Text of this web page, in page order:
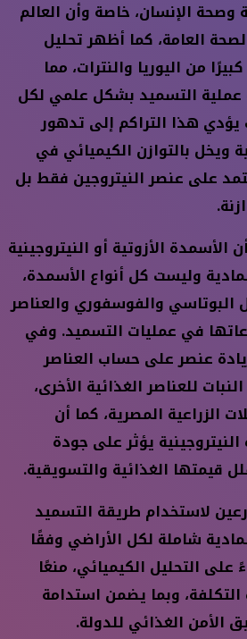
وصحة الإنسان، خاصة وأن العالم
العامة، كما أظهر تحليل
من اليوريا والنترات، مما
عملية التسميد بشكل علمي لكل
يؤدي هذا التراكم إلى تدهور
ويخل بالتوازن الكيميائي في
على عنصر النيتروجين فقط بل
الأزوتية أو النيتروجينية
وليست كل أنواع الأسمدة،
البوتاسي والفوسفوري والعناصر
في عمليات التسميد. وفي
عنصر على حساب العناصر
للعناصر الغذائية الأخرى،
الزراعية المصرية، كما أن
يؤثر على جودة
قيمتها الغذائية والتسويقية.
لاستخدام طريقة التسميد
شاملة لكل الأراضي وفقًا
على التحليل الكيميائي، منعًا
وبما يضمن استدامة
الأمن الغذائي للدولة.